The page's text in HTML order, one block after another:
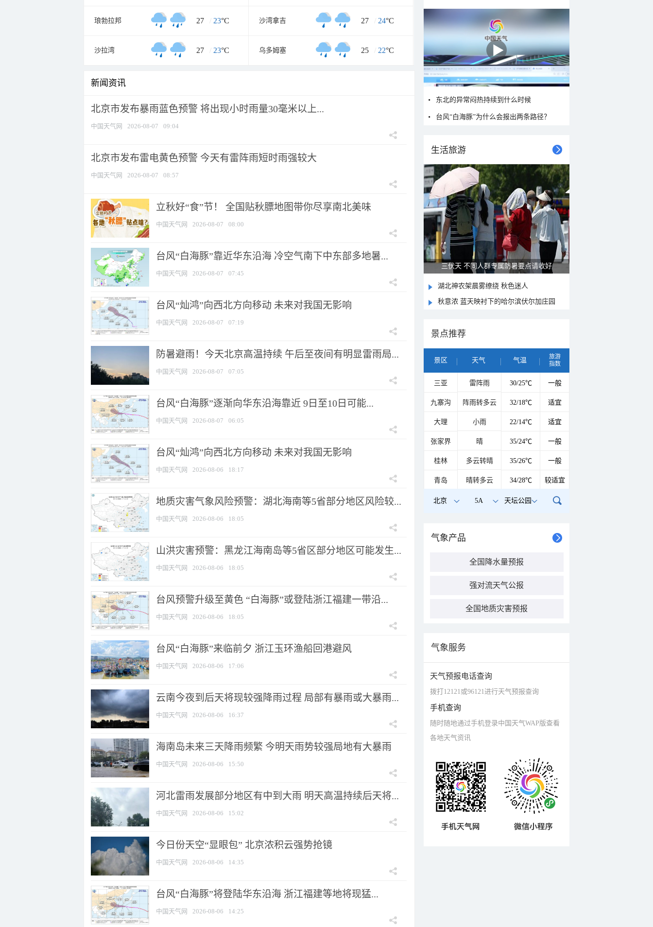
琅勃拉邦 27 / 23°C 沙湾拿吉 27 / 24°C
沙拉湾 27 / 23°C 乌多姆塞 25 / 22°C
新闻资讯
北京市发布暴雨蓝色预警 将出现小时雨量30毫米以上...
中国天气网 2026-08-07 09:04
北京市发布雷电黄色预警 今天有雷阵雨短时雨强较大
中国天气网 2026-08-07 08:57
立秋好“食”节！ 全国贴秋膘地图带你尽享南北美味
中国天气网 2026-08-07 08:00
台风“白海豚”靠近华东沿海 冷空气南下中东部多地暑...
中国天气网 2026-08-07 07:45
台风“灿鸿”向西北方向移动 未来对我国无影响
中国天气网 2026-08-07 07:19
防暑避雨！今天北京高温持续 午后至夜间有明显雷雨局...
中国天气网 2026-08-07 07:05
台风“白海豚”逐渐向华东沿海靠近 9日至10日可能...
中国天气网 2026-08-07 06:05
台风“灿鸿”向西北方向移动 未来对我国无影响
中国天气网 2026-08-06 18:17
地质灾害气象风险预警：湖北海南等5省部分地区风险较...
中国天气网 2026-08-06 18:05
山洪灾害预警：黑龙江海南岛等5省区部分地区可能发生...
中国天气网 2026-08-06 18:05
台风预警升级至黄色 “白海豚”或登陆浙江福建一带沿...
中国天气网 2026-08-06 18:05
台风“白海豚”来临前夕 浙江玉环渔船回港避风
中国天气网 2026-08-06 17:06
云南今夜到后天将现较强降雨过程 局部有暴雨或大暴雨...
中国天气网 2026-08-06 16:37
海南岛未来三天降雨频繁 今明天雨势较强局地有大暴雨
中国天气网 2026-08-06 15:50
河北雷雨发展部分地区有中到大雨 明天高温持续后天将...
中国天气网 2026-08-06 15:02
今日份天空“显眼包” 北京浓积云强势抢镜
中国天气网 2026-08-06 14:35
台风“白海豚”将登陆华东沿海 浙江福建等地将现猛...
中国天气网 2026-08-06 14:25
东北的异常闷热持续到什么时候
台风“白海豚”为什么会报出两条路径？
生活旅游
三伏天 不同人群专属防暑要点请收好
湖北神农架晨雾缭绕 秋色迷人
秋意浓 蓝天映衬下的哈尔滨伏尔加庄园
景点推荐
景区 天气 气温
旅游
指数
三亚 雷阵雨 30/25℃ 一般
九寨沟 阵雨转多云 32/18℃ 适宜
大理 小雨 22/14℃ 适宜
张家界 晴 35/24℃ 一般
桂林 多云转晴 35/26℃ 一般
青岛 晴转多云 34/28℃ 较适宜
北京 5A 天坛公园
气象产品
全国降水量预报
强对流天气公报
全国地质灾害预报
气象服务
天气预报电话查询
拨打12121或96121进行天气预报查询
手机查询
随时随地通过手机登录中国天气WAP版查看
各地天气资讯